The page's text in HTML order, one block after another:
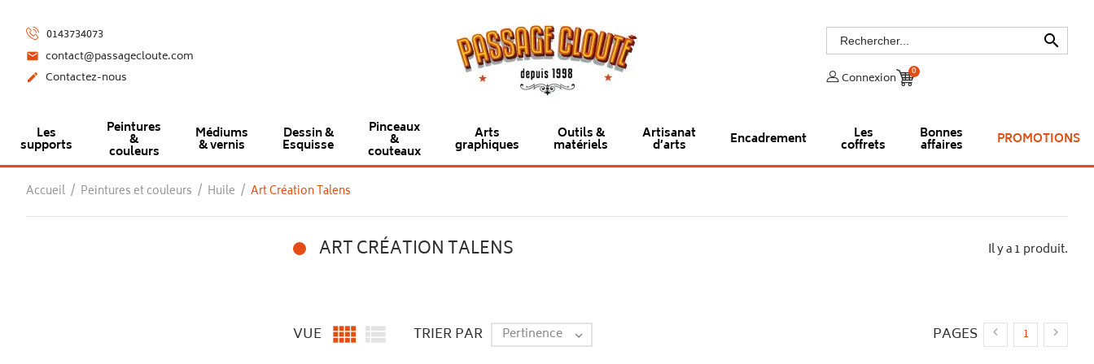
0143734073
 contact@passagecloute.com
 Contactez-nous

Connexion 0
Les
supports
Peintures
&
couleurs
Médiums
& vernis
Dessin &
Esquisse
Pinceaux
&
couteaux
Arts
graphiques
Outils &
matériels
Artisanat
d’arts Encadrement Les
coffrets
Bonnes
affaires PROMOTIONS
Accueil Peintures et couleurs Huile Art Création Talens
ART CRÉATION TALENS Il y a 1 produit.
VUE   TRIER PAR Pertinence  PAGES  1 